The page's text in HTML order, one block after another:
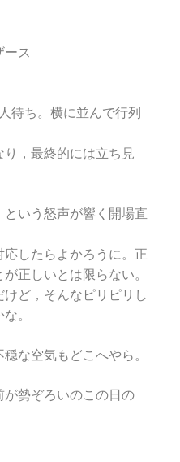
ース
待ち。横に並んで行列
り，最終的には立ち見
という怒声が響く開場直
したらよかろうに。正
正しいとは限らない。
ど，そんなピリピリし
。
な空気もどこへやら。
勢ぞろいのこの日の